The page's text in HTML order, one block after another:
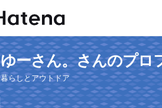
ゆーさん。さんのプロ
暮らしとアウトドア